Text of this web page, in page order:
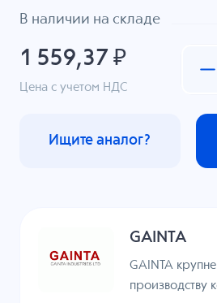
В наличии на складе
1 559,37 ₽
Цена с учетом НДС
Ищите аналог?
GAINTA
GAINTA
производству